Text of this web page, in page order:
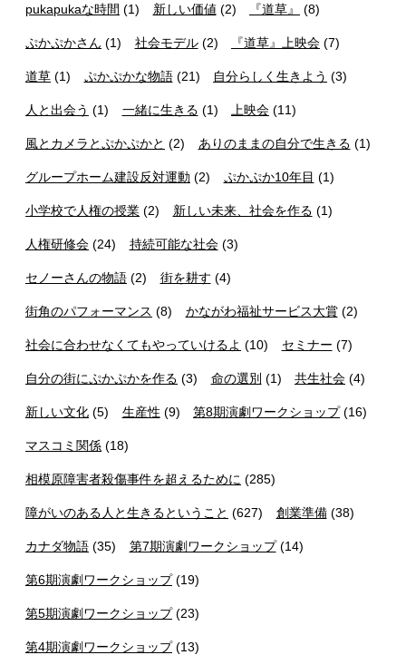
pukapukaな時間 (1) 新しい価値 (2) 『道草』 (8)
ぷかぷかさん (1) 社会モデル(2) 『道草』上映会 (7)
道草 (1) ぷかぷかな物語(21) 自分らしく生きよう (3)
人と出会う (1) 一緒に生きる (1) 上映会 (11)
風とカメラとぷかぷかと (2) ありのままの自分で生きる (1)
グループホーム建設反対運動 (2) ぷかぷか10年目 (1)
小学校で人権の授業 (2) 新しい未来、社会を作る (1)
人権研修会 (24) 持続可能な社会(3)
セノーさんの物語 (2) 街を耕す (4)
街角のパフォーマンス (8) かながわ福祉サービス大賞(2)
社会に合わせなくてもやっていけるよ (10) セミナー (7)
自分の街にぷかぷかを作る (3) 命の選別 (1) 共生社会 (4)
新しい文化 (5) 生産性 (9) 第8期演劇ワークショップ(16)
マスコミ関係 (18)
相模原障害者殺傷事件を超えるために (285)
障がいのある人と生きるということ (627) 創業準備(38)
カナダ物語 (35) 第7期演劇ワークショップ(14)
第6期演劇ワークショップ(19)
第5期演劇ワークショップ(23)
第4期演劇ワークショップ(13)